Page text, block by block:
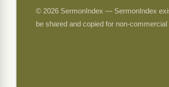
© 2026 SermonIndex — SermonIndex
be shared and copied for non-